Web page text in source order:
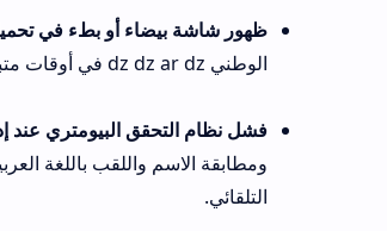
ظهور شاشة بيضاء أو بطء في تحميل واجهات
فشل نظام التحقق البيومتري عند إدخال بيانات
ومطابقة الاسم واللقب باللغة العربية مع ما هو